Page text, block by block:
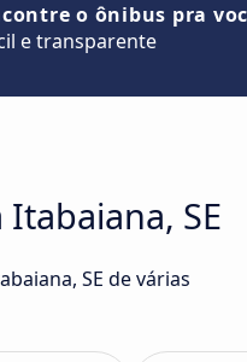
o ônibus pra
e transparente
SE
SE de várias